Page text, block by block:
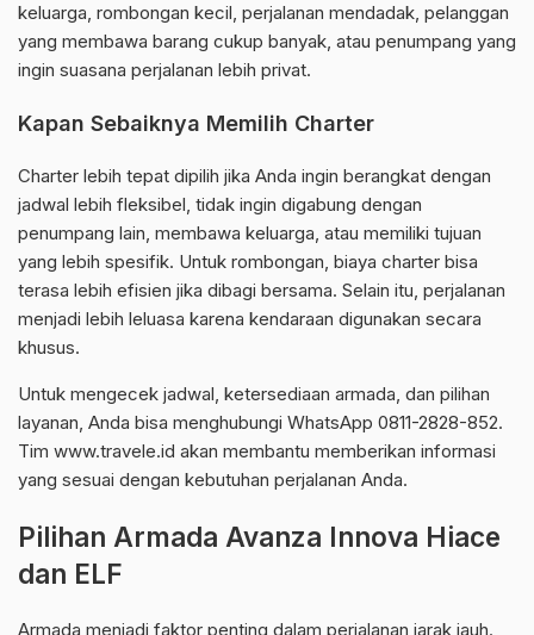
keluarga, rombongan kecil, perjalanan mendadak, pelanggan
yang membawa barang cukup banyak, atau penumpang yang
ingin suasana perjalanan lebih privat.
Kapan Sebaiknya Memilih Charter
Charter lebih tepat dipilih jika Anda ingin berangkat dengan
jadwal lebih fleksibel, tidak ingin digabung dengan
penumpang lain, membawa keluarga, atau memiliki tujuan
yang lebih spesifik. Untuk rombongan, biaya charter bisa
terasa lebih efisien jika dibagi bersama. Selain itu, perjalanan
menjadi lebih leluasa karena kendaraan digunakan secara
khusus.
Untuk mengecek jadwal, ketersediaan armada, dan pilihan
layanan, Anda bisa menghubungi WhatsApp 0811-2828-852.
Tim www.travele.id akan membantu memberikan informasi
yang sesuai dengan kebutuhan perjalanan Anda.
Pilihan Armada Avanza Innova Hiace
dan ELF
Armada menjadi faktor penting dalam perjalanan jarak jauh.